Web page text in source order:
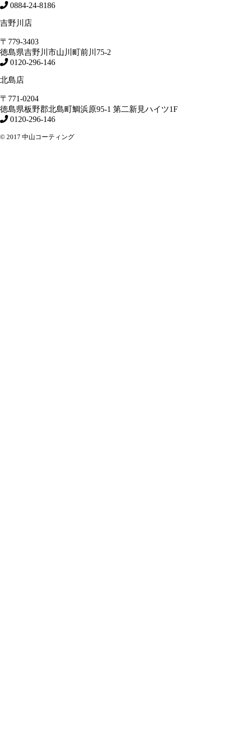
0884-24-8186
吉野川店
〒779-3403
徳島県吉野川市山川町前川75-2
0120-296-146
北島店
〒771-0204
徳島県板野郡北島町鯛浜原95-1 第二新見ハイツ1F
0120-296-146
© 2017 中山コーティング